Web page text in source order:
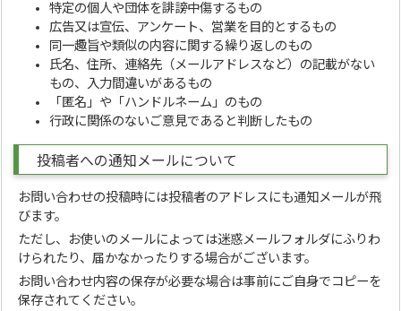
特定の個人や団体を誹謗中傷するもの
広告又は宣伝、アンケート、営業を目的とするもの
同一趣旨や類似の内容に関する繰り返しのもの
氏名、住所、連絡先（メールアドレスなど）の記載がない
もの、入力間違いがあるもの
「匿名」や「ハンドルネーム」のもの
行政に関係のないご意見であると判断したもの
投稿者への通知メールについて
お問い合わせの投稿時には投稿者のアドレスにも通知メールが飛
びます。
ただし、お使いのメールによっては迷惑メールフォルダにふりわ
けられたり、届かなかったりする場合がございます。
お問い合わせ内容の保存が必要な場合は事前にご自身でコピーを
保存されてください。